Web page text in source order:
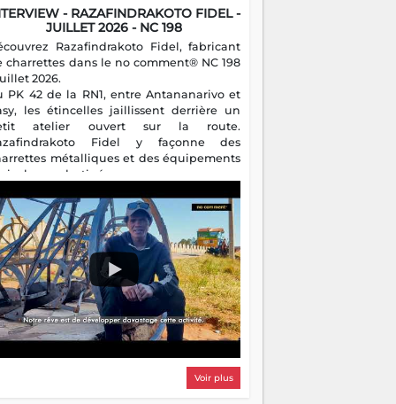
- RAZAFINDRAKOTO FIDEL -
JUILLET 2026 - NC 198
Razafindrakoto Fidel, fabricant
charrettes dans le no comment® NC 198
2026.
PK 42 de la RN1, entre Antananarivo et
les étincelles jaillissent derrière un
atelier ouvert sur la route.
Fidel y façonne des
métalliques et des équipements
destinés aux campagnes
il perpétue un métier discret mais
Voir plus